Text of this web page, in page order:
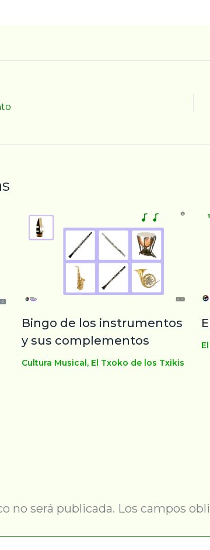
Bingo de los instrumentos
y sus complementos
Cultura Musical, El Txoko de los Txikis
no será publicada. Los campos